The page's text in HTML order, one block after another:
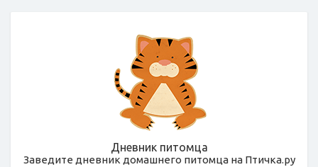
Дневник питомца
Заведите дневник домашнего питомца на Птичка.ру